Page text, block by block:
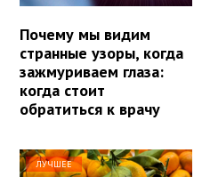
Почему мы видим
странные узоры, когда
зажмуриваем глаза:
когда стоит
обратиться к врачу
ЛУЧШЕЕ